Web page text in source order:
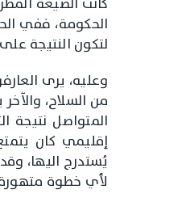
الحكومة، ففي
لتكون النتيجة
وعليه، يرى
من السلاح،
المتواصل
إقليمي كان
يُستدرج اليها،
لأي خطوة متهورة